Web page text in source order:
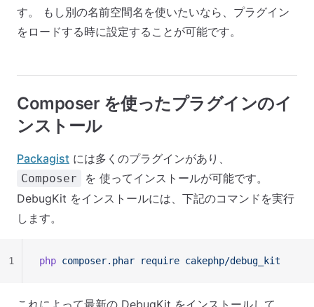
す。 もし別の名前空間名を使いたいなら、プラグイン
をロードする時に設定することが可能です。
Composer を使ったプラグインのイ
ンストール
Packagist には多くのプラグインがあり、
Composer
を 使ってインストールが可能です。
DebugKit をインストールには、下記のコマンドを実行
します。
php composer.phar require cakephp/debug_kit
1
これによって最新の DebugKit をインストールして、